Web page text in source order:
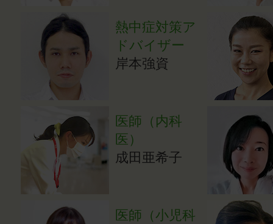
熱中症対策ア
ドバイザー
岸本強資
医師（内科
医）
成田亜希子
医師（小児科